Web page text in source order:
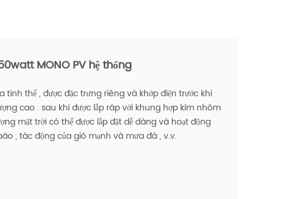
MONO PV hệ thống
thể , được đặc trưng riêng và khớp điện trước khi
cao . sau khi được lắp ráp với khung hợp kim nhôm
mặt trời có thể được lắp đặt dễ dàng và hoạt động
, tác động của gió mạnh và mưa đá , v.v.